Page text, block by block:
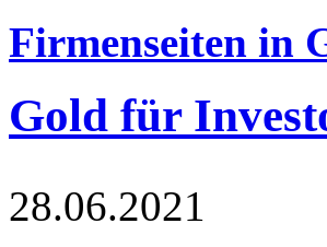
Firmenseiten in
Gold für
28.06.2021